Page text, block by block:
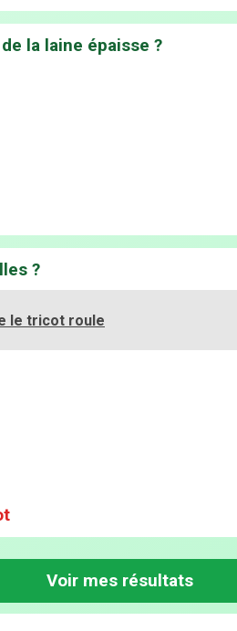
la laine épaisse ?
?
le tricot roule
Voir mes résultats